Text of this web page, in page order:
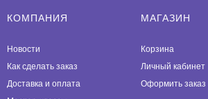
КОМПАНИЯ
Новости
Как сделать заказ
Доставка и оплата
МАГАЗИН
Корзина
Личный кабинет
Оформить заказ